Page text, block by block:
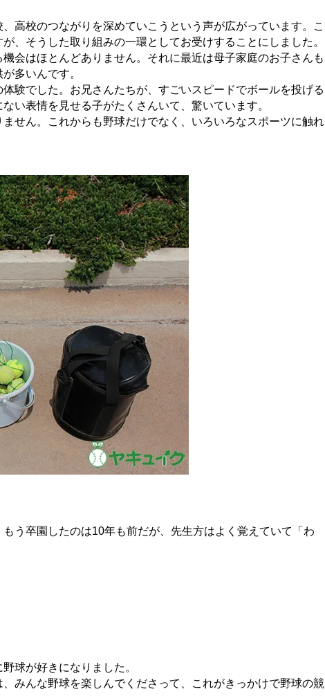
高校のつながりを深めていこうという声が広がっています。こ
、そうした取り組みの一環としてお受けすることにしました。
会はほとんどありません。それに最近は母子家庭のお子さんも
多いんです。
験でした。お兄さんたちが、すごいスピードでボールを投げる
い表情を見せる子がたくさんいて、驚いています。
せん。これからも野球だけでなく、いろいろなスポーツに触れ
う卒園したのは10年も前だが、先生方はよく覚えていて「わ
球が好きになりました。
みんな野球を楽しんでくださって、これがきっかけで野球の競